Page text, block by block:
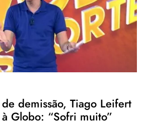
demissão, Tiago Leifert
Globo: “Sofri muito”